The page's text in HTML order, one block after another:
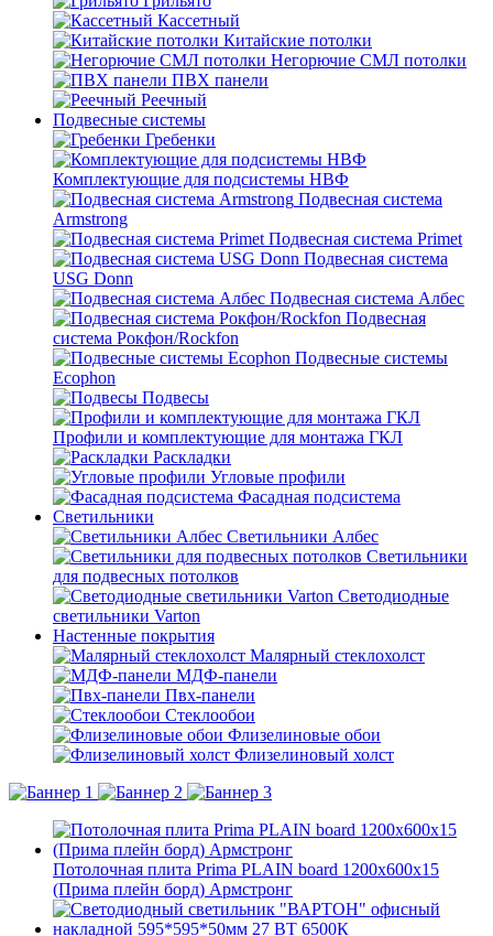
Кассетный
Китайские потолки
Негорючие СМЛ потолки
ПВХ панели
Реечный
Подвесные системы
Гребенки
Комплектующие для подсистемы НВФ
Подвесная система
Armstrong
Подвесная система Primet
Подвесная система
USG Donn
Подвесная система Албес
Подвесная
система Рокфон/Rockfon
Подвесные системы
Ecophon
Подвесы
Профили и комплектующие для монтажа ГКЛ
Раскладки
Угловые профили
Фасадная подсистема
Светильники
Светильники Албес
Светильники
для подвесных потолков
Светодиодные
светильники Varton
Настенные покрытия
Малярный стеклохолст
МДФ-панели
Пвх-панели
Стеклообои
Флизелиновые обои
Флизелиновый холст
Потолочная плита Prima PLAIN board 1200x600x15
(Прима плейн борд) Армстронг